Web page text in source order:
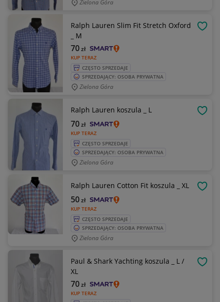
Zielona Góra
Ralph Lauren Slim Fit Stretch Oxford
_ M
KUP TERAZ
70zł
CZĘSTO SPRZEDAJE
SPRZEDAJĄCY: OSOBA PRYWATNA
Zielona Góra
Ralph Lauren koszula _ L
KUP TERAZ
70zł
CZĘSTO SPRZEDAJE
SPRZEDAJĄCY: OSOBA PRYWATNA
Zielona Góra
Ralph Lauren Cotton Fit koszula _ XL
KUP TERAZ
50zł
CZĘSTO SPRZEDAJE
SPRZEDAJĄCY: OSOBA PRYWATNA
Zielona Góra
Paul & Shark Yachting koszula _ L /
XL
KUP TERAZ
70zł